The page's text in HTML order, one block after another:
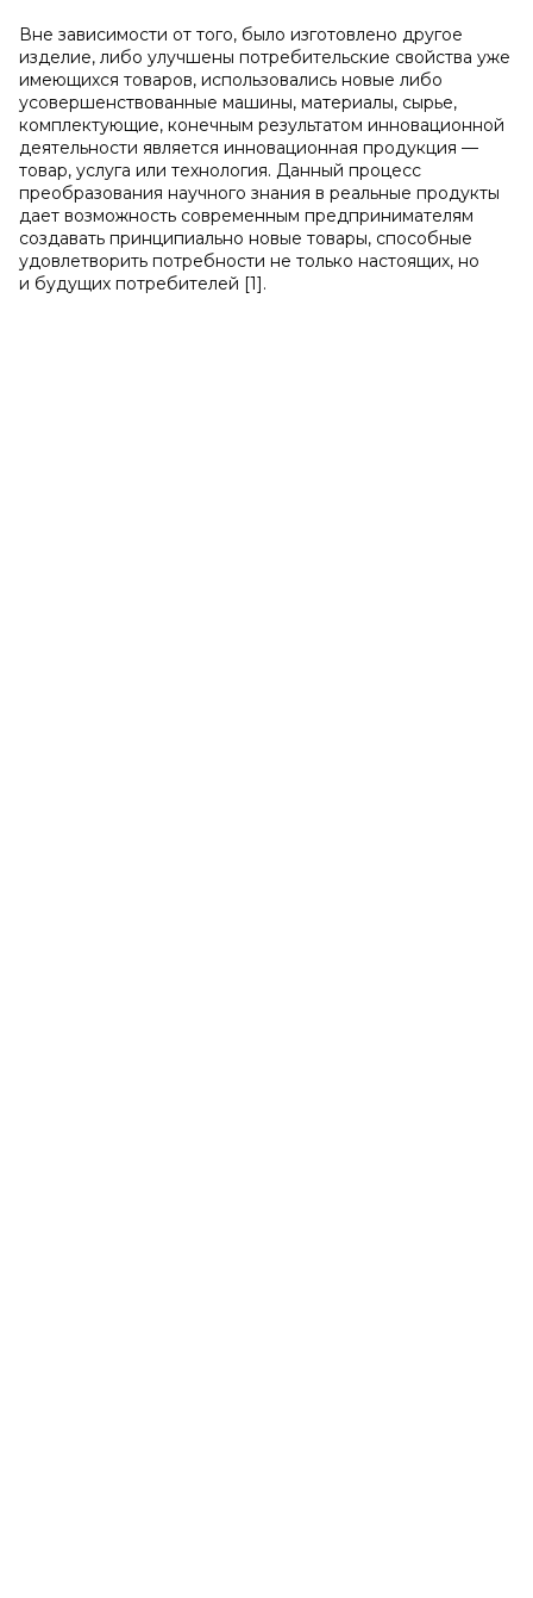
Вне зависимости от того, было изготовлено другое
изделие, либо улучшены потребительские свойства уже
имеющихся товаров, использовались новые либо
усовершенствованные машины, материалы, сырье,
комплектующие, конечным результатом инновационной
деятельности является инновационная продукция —
товар, услуга или технология. Данный процесс
преобразования научного знания в реальные продукты
дает возможность современным предпринимателям
создавать принципиально новые товары, способные
удовлетворить потребности не только настоящих, но
и будущих потребителей [1].